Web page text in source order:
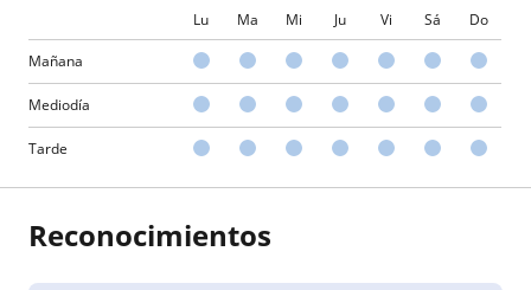
Lu Ma Mi Ju Vi Sá Do
Mañana
Mediodía
Tarde
Reconocimientos